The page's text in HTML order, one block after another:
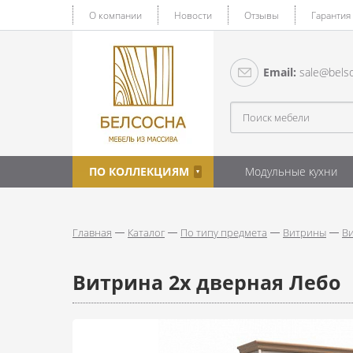
О компании Новости Отзывы
Email:
ПО КОЛЛЕКЦИЯМ Модульные кухни
Главная Каталог По типу предмета Витрины
Витрина 2х дверная Лебо